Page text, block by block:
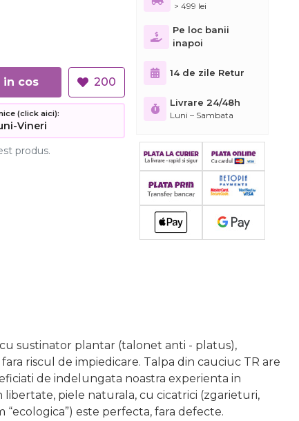
Adauga in cos 200
(click aici):
Vineri
produs.
> 499 lei
Pe loc banii
inapoi
14 de zile Retur
Livrare 24/48h
Luni – Sambata
sustinator plantar (talonet anti - platus),
riscul de impiedicare. Talpa din cauciuc TR are
de indelungata noastra experienta in
piele naturala, cu cicatrici (zgarieturi,
este perfecta, fara defecte.